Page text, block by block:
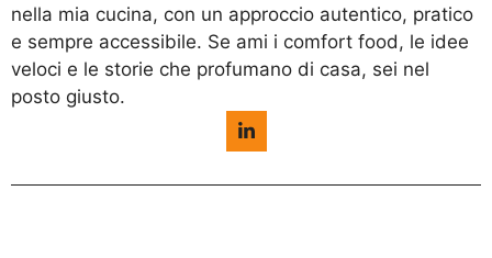
nella mia cucina, con un approccio autentico, pratico
e sempre accessibile. Se ami i comfort food, le idee
veloci e le storie che profumano di casa, sei nel
posto giusto.